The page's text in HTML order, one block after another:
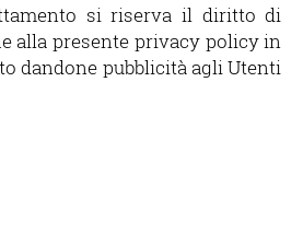
si riserva il diritto di
alla presente privacy policy in
dandone pubblicità agli Utenti